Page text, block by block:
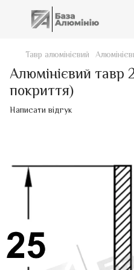
Тавр алюмінієвий
Алюмінієвий тавр
покриття)
Написати відгук